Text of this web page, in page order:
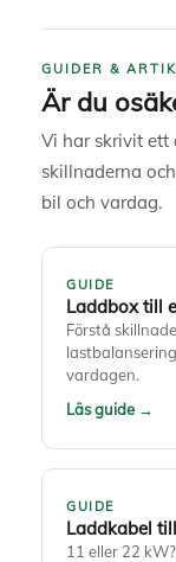
GUIDER &
Är du
Vi har skrivit ett
skillnaderna
bil och vardag.
GUIDE
Laddbox till
Förstå
vardagen.
Läs guide →
GUIDE
Laddkabel
11 eller 22